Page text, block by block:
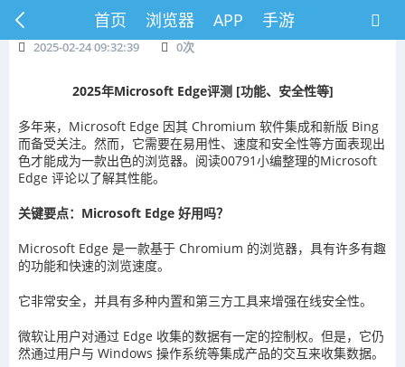
首页 浏览器 APP 手游
2025-02-24 09:32:39 0次
2025年Microsoft Edge评测 [功能、安全性等]
多年来，Microsoft Edge 因其 Chromium 软件集成和新版 Bing
而备受关注。然而，它需要在易用性、速度和安全性等方面表现出
色才能成为一款出色的浏览器。阅读00791小编整理的Microsoft
Edge 评论以了解其性能。
关键要点：Microsoft Edge 好用吗？
Microsoft Edge 是一款基于 Chromium 的浏览器，具有许多有趣
的功能和快速的浏览速度。
它非常安全，并具有多种内置和第三方工具来增强在线安全性。
微软让用户对通过 Edge 收集的数据有一定的控制权。但是，它仍
然通过用户与 Windows 操作系统等集成产品的交互来收集数据。